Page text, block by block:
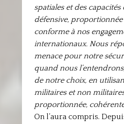
spatiales et des capacités
défensive,
conforme à nos
internationaux. Nous
menace pour notre
quand nous
de notre choix, en
militaires et non
proportionnée,
On l’aura compris.